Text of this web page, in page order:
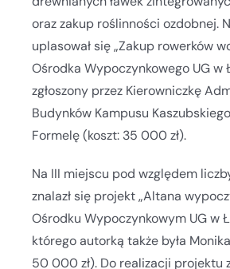
oraz zakup roślinności ozdobnej.
uplasował się „Zakup rowerków
Ośrodka Wypoczynkowego UG w
zgłoszony przez Kierowniczkę
Budynków Kampusu
Formelę (koszt: 35 000 zł).
Na III miejscu pod względem
znalazł się projekt „Altana
Ośrodku Wypoczynkowym UG w
którego autorką także była
50 000 zł). Do realizacji projektu